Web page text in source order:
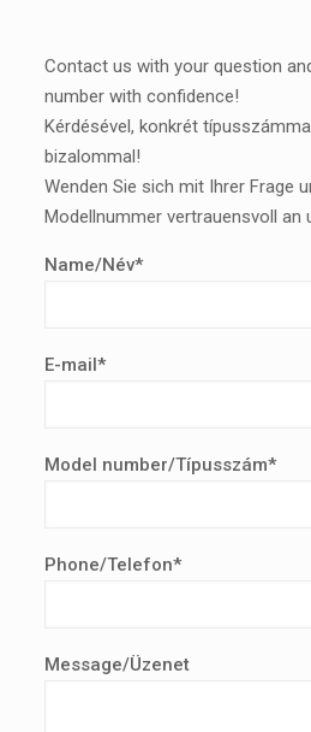
Contact us with your question
number with confidence!
Kérdésével, konkrét
bizalommal!
Wenden Sie sich mit Ihrer Frage
Modellnummer vertrauensvoll an
Name/Név*
E-mail*
Model number/Típusszám*
Phone/Telefon*
Message/Üzenet